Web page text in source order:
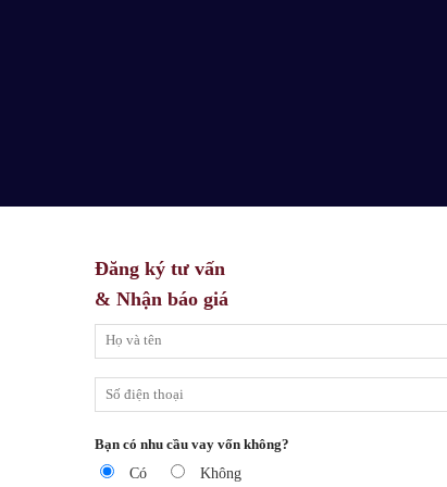
Đăng ký tư vấn
& Nhận báo giá
Bạn có nhu cầu vay vốn không?
Có Không